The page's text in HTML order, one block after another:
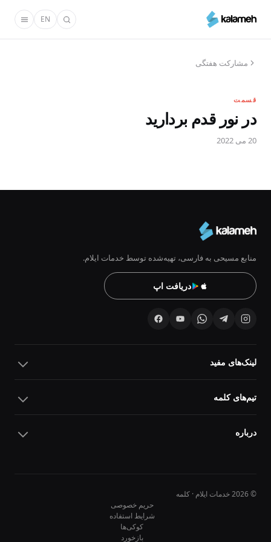
محتوای
EN
مشارکت هفتگی
قسمت
در نور قدم بردارید
20 می 2022
منابع مسیحی به فارسی، تهیه‌شده توسط خدمات ایلام.
دریافت اپ
لینک‌های مفید
تیم‌های کلمه
درباره
© 2026 خدمات ایلام · کلمه
حریم خصوصی
شرایط استفاده
کوکی‌ها
بازخورد
10